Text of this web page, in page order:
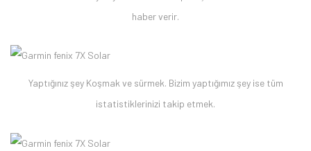
haber verir.
Yaptığınız şey Koşmak ve sürmek. Bizim yaptığımız şey ise tüm
istatistiklerinizi takip etmek.